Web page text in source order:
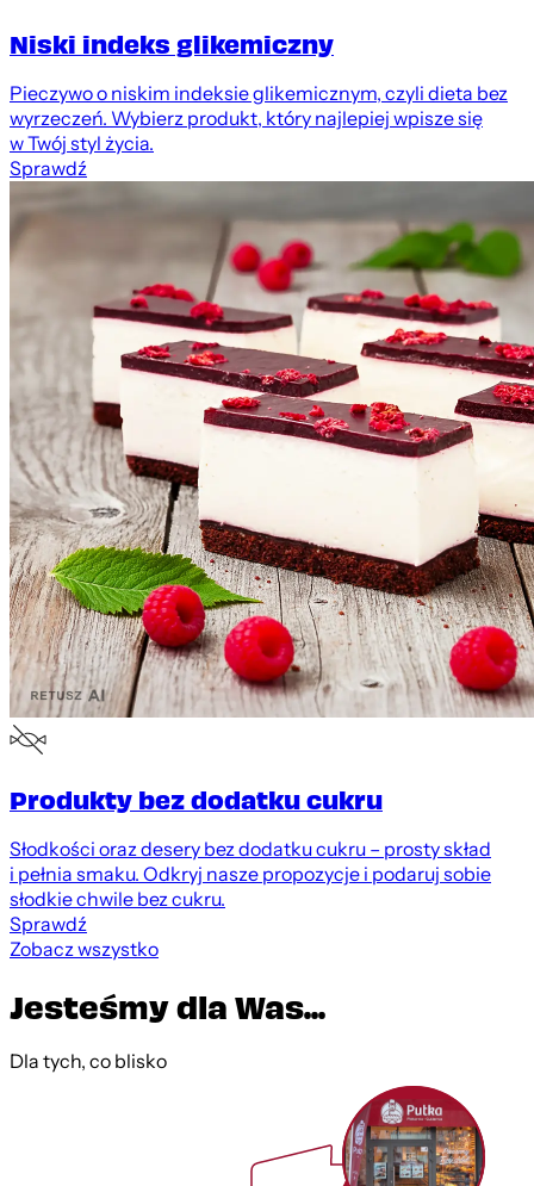
Niski indeks glikemiczny
Pieczywo o niskim indeksie glikemicznym, czyli dieta bez
wyrzeczeń. Wybierz produkt, który najlepiej wpisze się
w Twój styl życia.
Sprawdź
Produkty bez dodatku cukru
Słodkości oraz desery bez dodatku cukru – prosty skład
i pełnia smaku. Odkryj nasze propozycje i podaruj sobie
słodkie chwile bez cukru.
Sprawdź
Zobacz wszystko
Jesteśmy dla Was...
Dla tych, co blisko